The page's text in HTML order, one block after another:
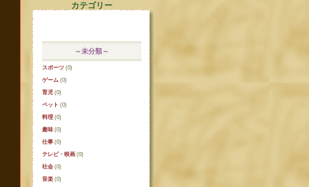
カテゴリー
～未分類～
スポーツ (0)
ゲーム (0)
育児 (0)
ペット (0)
料理 (0)
趣味 (0)
仕事 (0)
テレビ・映画 (0)
社会 (0)
音楽 (0)